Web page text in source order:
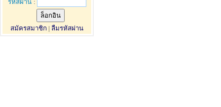
รหัสผ่าน :
สมัครสมาชิก | ลืมรหัสผ่าน